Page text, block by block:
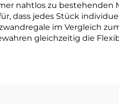
nahtlos zu bestehenden
dass jedes Stück
im Vergleich
gleichzeitig die